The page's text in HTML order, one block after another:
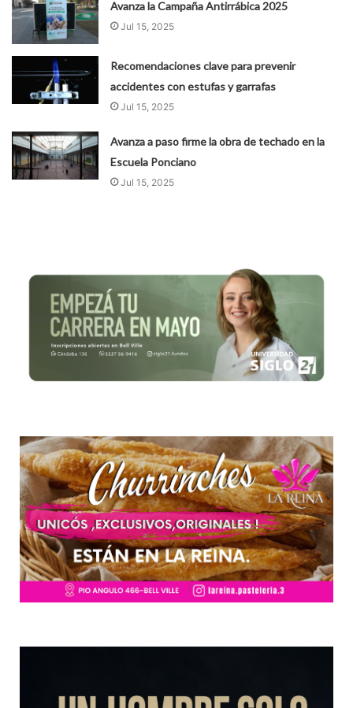
Avanza la Campaña Antirrábica 2025
Jul 15, 2025
Recomendaciones clave para prevenir
accidentes con estufas y garrafas
Jul 15, 2025
Avanza a paso firme la obra de techado en la
Escuela Ponciano
Jul 15, 2025